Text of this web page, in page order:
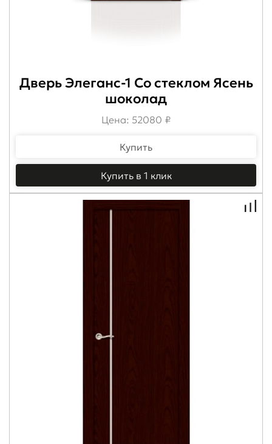
Дверь Элеганс-1 Со стеклом Ясень
шоколад
Цена: 52080 ₽
Купить
Купить в 1 клик